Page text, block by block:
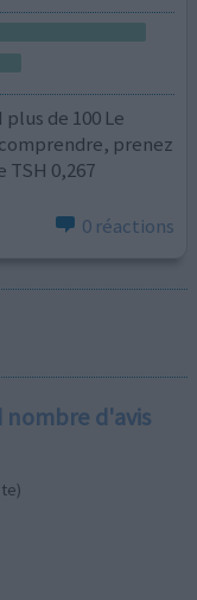
de 100 Le
prenez
0,267
0 réactions
nombre d'avis